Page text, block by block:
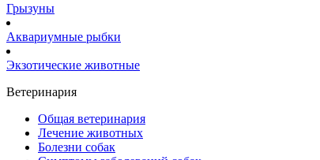
Грызуны
Аквариумные рыбки
Экзотические животные
Ветеринария
Общая ветеринария
Лечение животных
Болезни собак